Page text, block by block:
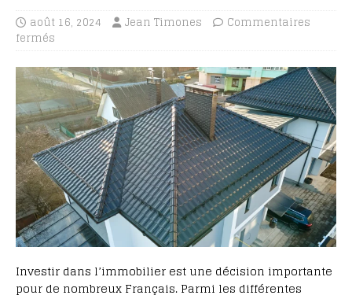
août 16, 2024 Jean Timones
Commentaires
fermés
Investir dans l’immobilier est une décision importante
pour de nombreux Français. Parmi les différentes